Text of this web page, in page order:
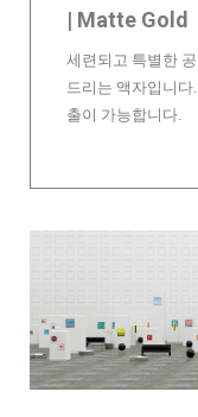
| Matte Gold
세련되고 특별한
드리는 액자입니
출이 가능합니다.